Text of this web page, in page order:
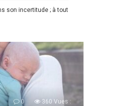
son incertitude ; à tout
0 360 Vues :